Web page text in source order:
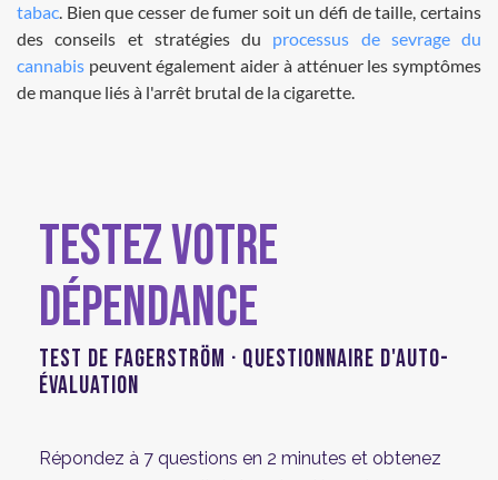
tabac. Bien que cesser de fumer soit un défi de taille, certains
des conseils et stratégies du processus de sevrage du
cannabis peuvent également aider à atténuer les symptômes
de manque liés à l'arrêt brutal de la cigarette.
TESTEZ VOTRE
DÉPENDANCE
TEST DE FAGERSTRÖM · QUESTIONNAIRE D'AUTO-
ÉVALUATION
Répondez à 7 questions en 2 minutes et obtenez